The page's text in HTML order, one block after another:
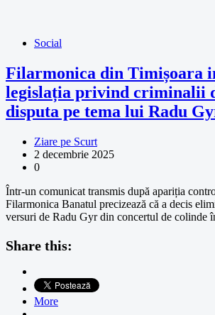
Social
Filarmonica din Timișoara
legislația privind criminalii
disputa pe tema lui Radu
Ziare pe Scurt
2 decembrie 2025
0
Într-un comunicat transmis după apariția
Filarmonica Banatul precizează că a decis
versuri de Radu Gyr din concertul de
Share this:
More